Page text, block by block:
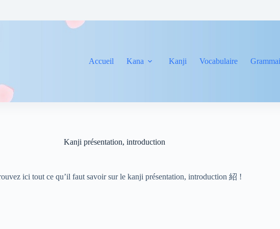
Accueil Kana Kanji Vocabulaire
Kanji présentation, introduction
ici tout ce qu’il faut savoir sur le kanji présentation, introduction 紹 !